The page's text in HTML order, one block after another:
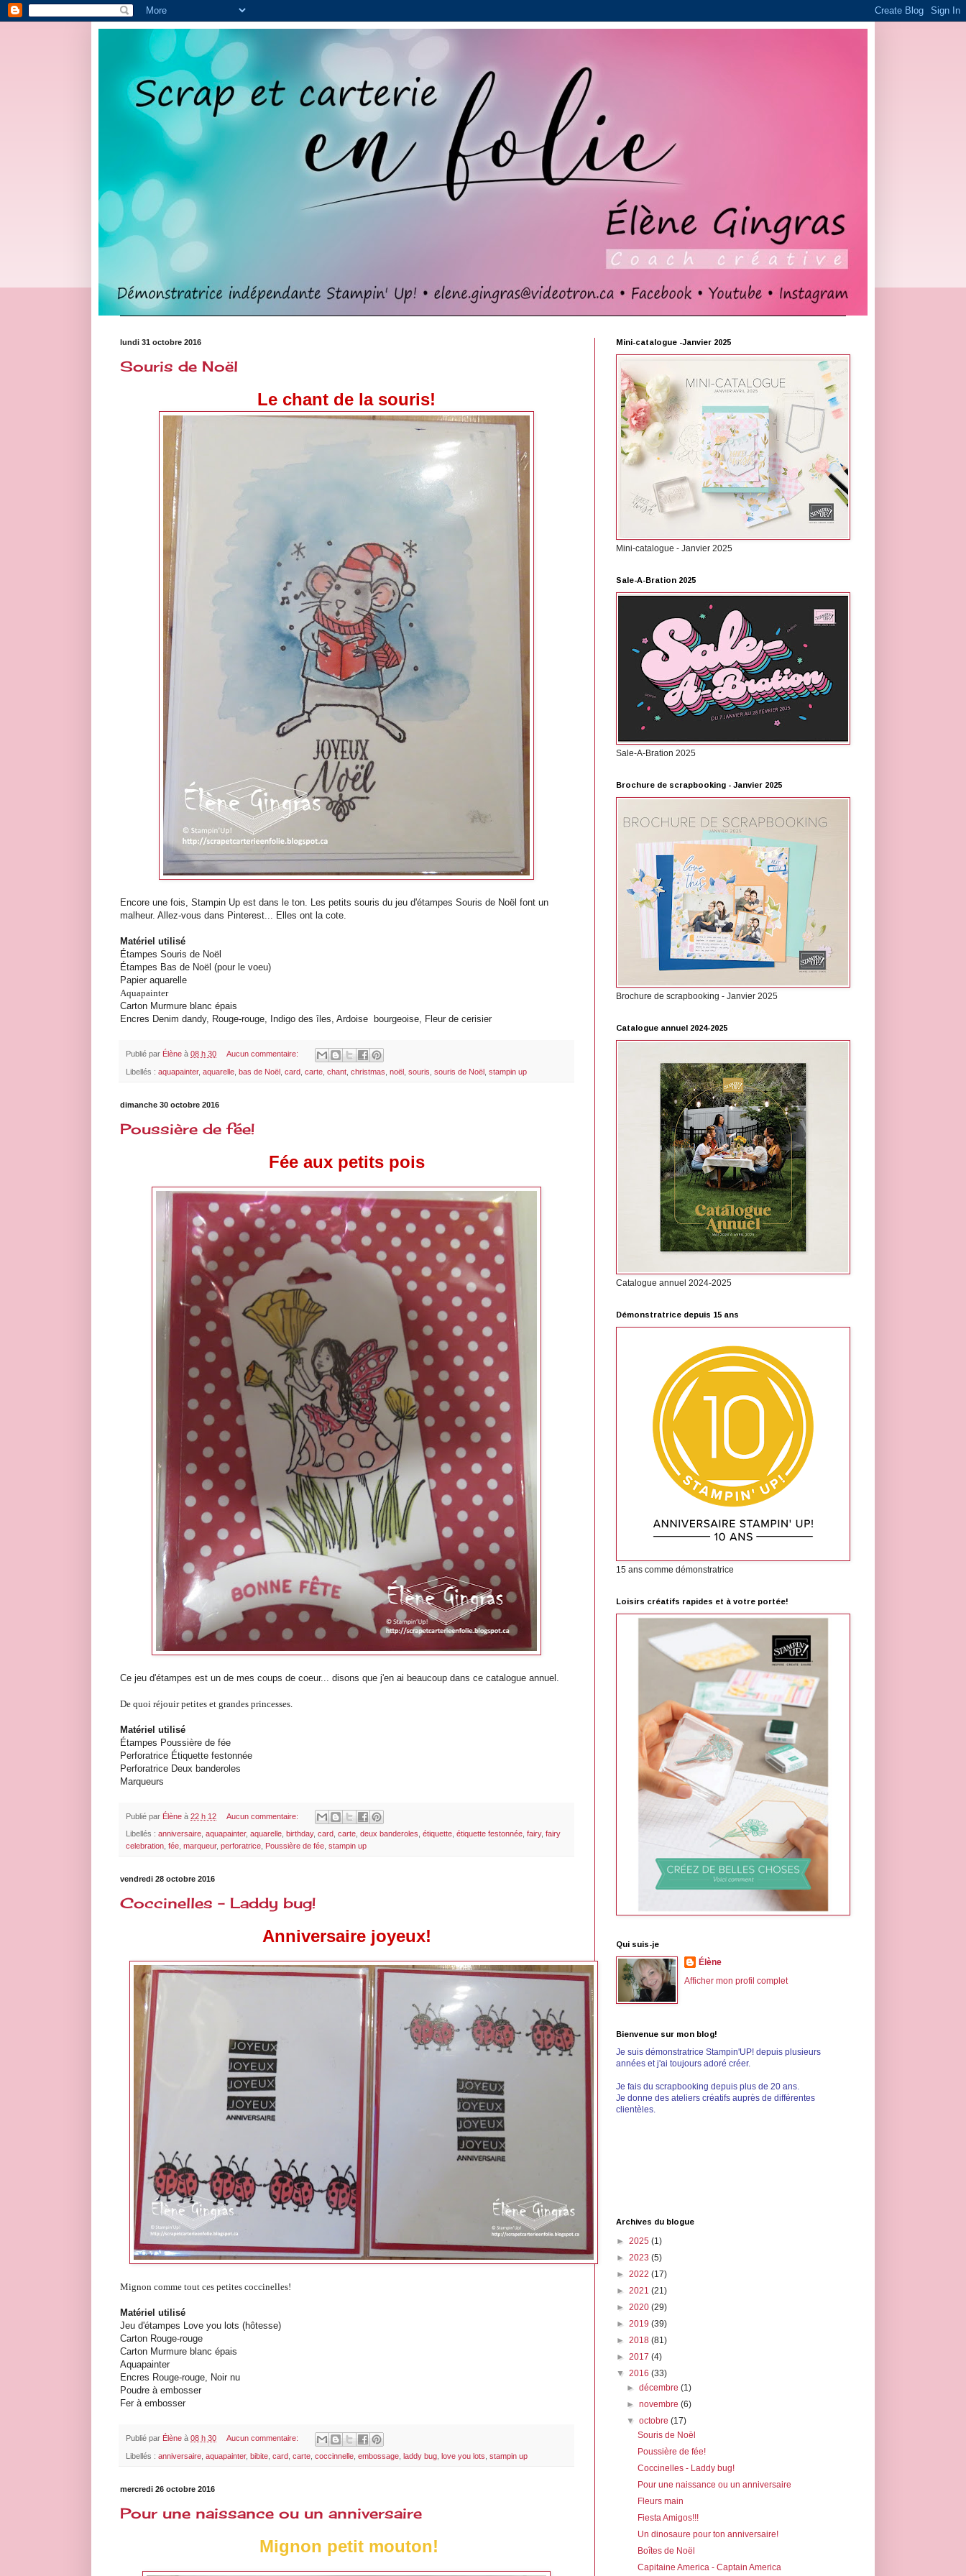
lundi 31 octobre 2016
Souris de Noël
Le chant de la souris!
Encore une fois, Stampin Up est dans le ton. Les petits souris du jeu d'étampes Souris de Noël font un
malheur. Allez-vous dans Pinterest... Elles ont la cote.
Matériel utilisé
Étampes Souris de Noël
Étampes Bas de Noël (pour le voeu)
Papier aquarelle
Aquapainter
Carton Murmure blanc épais
Encres Denim dandy, Rouge-rouge, Indigo des îles, Ardoise bourgeoise, Fleur de cerisier
Publié par Élène à 08 h 30 Aucun commentaire:
Libellés : aquapainter, aquarelle bas de Noël card carte chant christmas noël souris souris de Noël stampin up
dimanche 30 octobre 2016
Poussière de fée!
Fée aux petits pois
Ce jeu d'étampes est un de mes coups de coeur... disons que j'en ai beaucoup dans ce catalogue annuel.
De quoi réjouir petites et grandes princesses.
Matériel utilisé
Étampes Poussière de fée
Perforatrice Étiquette festonnée
Perforatrice Deux banderoles
Marqueurs
Publié par Élène à 22 h 12 Aucun commentaire:
Libellés : anniversaire aquapainter, aquarelle birthday, card carte deux banderoles étiquette étiquette festonnée fairy, fairy
celebration fée marqueur, perforatrice Poussière de fée stampin up
vendredi 28 octobre 2016
Coccinelles - Laddy bug!
Anniversaire joyeux!
Mignon comme tout ces petites coccinelles!
Matériel utilisé
Jeu d'étampes Love you lots (hôtesse)
Carton Rouge-rouge
Carton Murmure blanc épais
Aquapainter
Encres Rouge-rouge, Noir nu
Poudre à embosser
Fer à embosser
Publié par Élène à 08 h 30 Aucun commentaire:
Libellés : anniversaire aquapainter, bibite card carte coccinnelle embossage laddy bug love you lots stampin up
mercredi 26 octobre 2016
Pour une naissance ou un anniversaire
Mignon petit mouton!
Mini-catalogue -Janvier 2025
Mini-catalogue - Janvier 2025
Sale-A-Bration 2025
Sale-A-Bration 2025
Brochure de scrapbooking - Janvier 2025
Brochure de scrapbooking - Janvier 2025
Catalogue annuel 2024-2025
Catalogue annuel 2024-2025
Démonstratrice depuis 15 ans
15 ans comme démonstratrice
Loisirs créatifs rapides et à votre portée!
Qui suis-je
Élène
Afficher mon profil complet
Bienvenue sur mon blog!
Je suis démonstratrice Stampin'UP! depuis plusieurs
années et j'ai toujours adoré créer.
Je fais du scrapbooking depuis plus de 20 ans.
Je donne des ateliers créatifs auprès de différentes
clientèles.
Archives du blogue
► 2025 (1)
► 2023 (5)
► 2022 (17)
► 2021 (21)
► 2020 (29)
► 2019 (39)
► 2018 (81)
► 2017 (4)
▼ 2016 (33)
►décembre(1)
►novembre(6)
▼octobre(17)
Souris de Noël
Poussière de fée!
Coccinelles - Laddy bug!
Pour une naissance ou un anniversaire
Fleurs main
Fiesta Amigos!!!
Un dinosaure pour ton anniversaire!
Boîtes de Noël
Capitaine America - Captain America